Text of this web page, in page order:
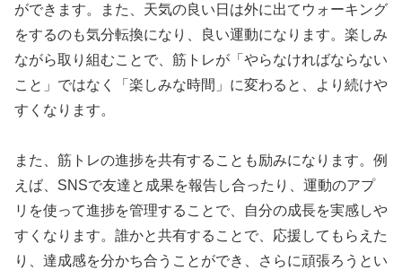
ができます。また、天気の良い日は外に出てウォーキング
をするのも気分転換になり、良い運動になります。楽しみ
ながら取り組むことで、筋トレが「やらなければならない
こと」ではなく「楽しみな時間」に変わると、より続けや
すくなります。
また、筋トレの進捗を共有することも励みになります。例
えば、SNSで友達と成果を報告し合ったり、運動のアプ
リを使って進捗を管理することで、自分の成長を実感しや
すくなります。誰かと共有することで、応援してもらえた
り、達成感を分かち合うことができ、さらに頑張ろうとい